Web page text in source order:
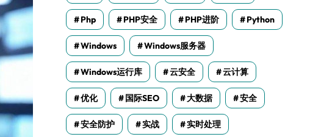
Php PHP安全 PHP进阶 Python
Windows Windows服务器
Windows运行库 云安全 云计算
优化 国际SEO 大数据 安全
安全防护 实战 实时处理